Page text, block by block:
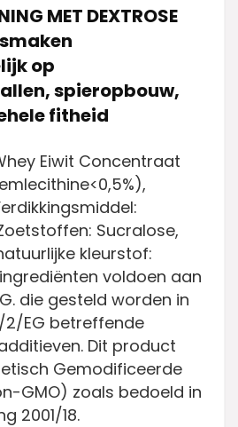
MET DEXTROSE
op
spieropbouw,
fitheid
Eiwit Concentraat
Sucralose,
kleurstof:
voldoen aan
die gesteld worden in
EG betreffende
Dit product
Gemodificeerde
GMO) zoals bedoeld in
2001/18.